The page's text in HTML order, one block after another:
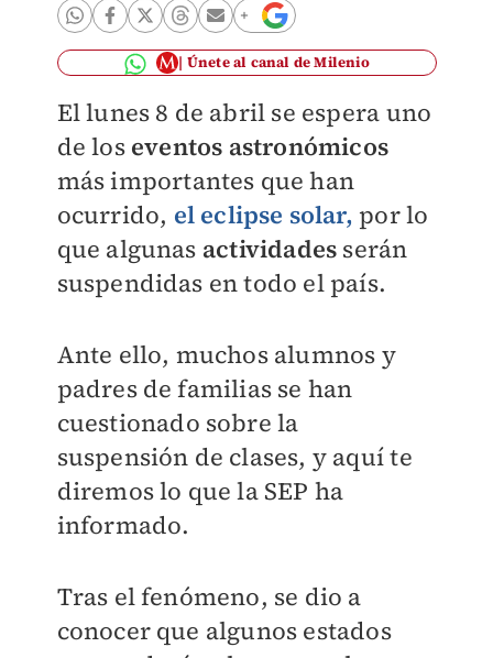
Únete al canal de Milenio
El lunes 8 de abril se espera uno
de los eventos astronómicos
más importantes que han
ocurrido, el eclipse solar, por lo
que algunas actividades serán
suspendidas en todo el país.
Ante ello, muchos alumnos y
padres de familias se han
cuestionado sobre la
suspensión de clases, y aquí te
diremos lo que la SEP ha
informado.
Tras el fenómeno, se dio a
conocer que algunos estados